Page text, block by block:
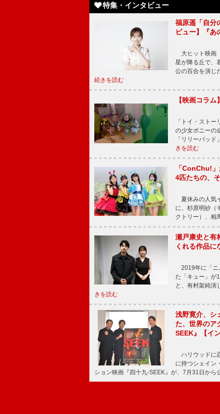
特集・インタビュー
福原遥「自分
ビュー】『あ
大ヒット映画
星が降る丘で、
公の百合を演じ
続きを読む
【映画コラ
「トイ・スト
の少女ボニーの
「リリーパッ
きを読む
「ConChu!
4匹たちの、
夏休みの人気
に、杉原明紗（
クトリー）、相
瀬戸康史と有
くれる作品
2019年に「ニ
た「キュー」が
と、有村架純
きを読む
浅野寛介、シ
た、世界のア
SEEK』【イ
ハリウッドに
に持つシェイン
ション映画『四十九-SEEK』が、7月31日か